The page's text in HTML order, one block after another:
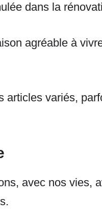
dans la
agréable à
articles variés,
avec nos vies,